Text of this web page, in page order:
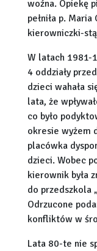
woźna. Opiekę
pełniła p.
kierowniczki-
W latach 1981-
4 oddziały
dzieci wahała
lata, że
co było
okresie wyżem
placówka
dzieci. Wobec
kierownik była
do przedszkola
Odrzucone
konfliktów w
Lata 80-te nie